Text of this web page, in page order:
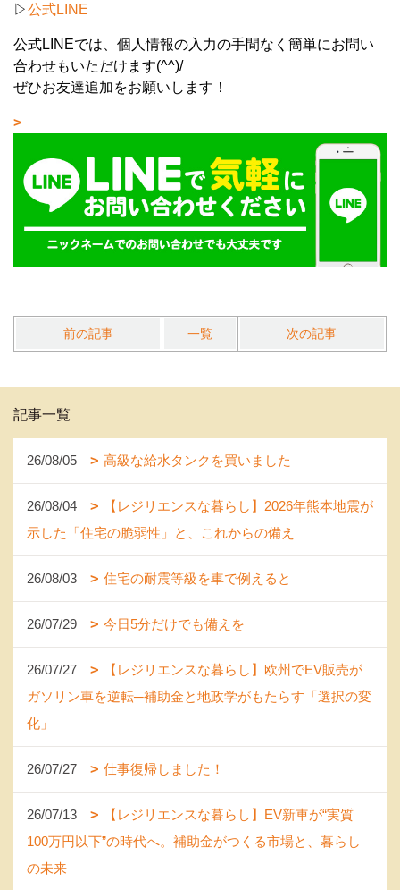
▷公式LINE
公式LINEでは、個人情報の入力の手間なく簡単にお問い
合わせもいただけます(^^)/
ぜひお友達追加をお願いします！
前の記事 一覧 次の記事
記事一覧
26/08/05 高級な給水タンクを買いました
26/08/04
【レジリエンスな暮らし】2026年熊本地震が
示した「住宅の脆弱性」と、これからの備え
26/08/03 住宅の耐震等級を車で例えると
26/07/29 今日5分だけでも備えを
26/07/27
【レジリエンスな暮らし】欧州でEV販売が
ガソリン車を逆転─補助金と地政学がもたらす「選択の変
化」
26/07/27 仕事復帰しました！
26/07/13
【レジリエンスな暮らし】EV新車が“実質
100万円以下”の時代へ。補助金がつくる市場と、暮らし
の未来